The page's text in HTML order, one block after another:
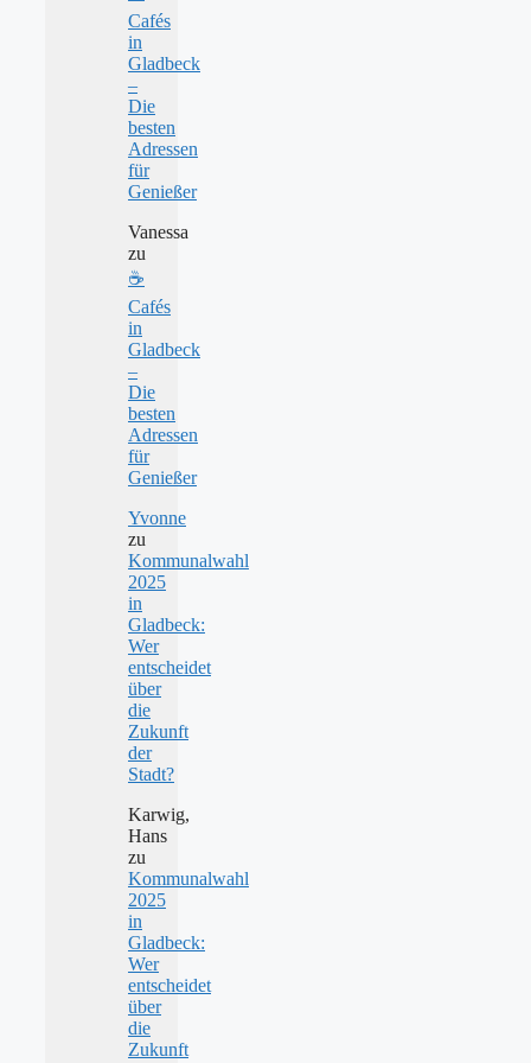
Cafés
in
Gladbeck
–
Die
besten
Adressen
für
Genießer
Vanessa
zu
☕
Cafés
in
Gladbeck
–
Die
besten
Adressen
für
Genießer
Yvonne
zu
Kommunalwahl
2025
in
Gladbeck:
Wer
entscheidet
über
die
Zukunft
der
Stadt?
Karwig,
Hans
zu
Kommunalwahl
2025
in
Gladbeck:
Wer
entscheidet
über
die
Zukunft